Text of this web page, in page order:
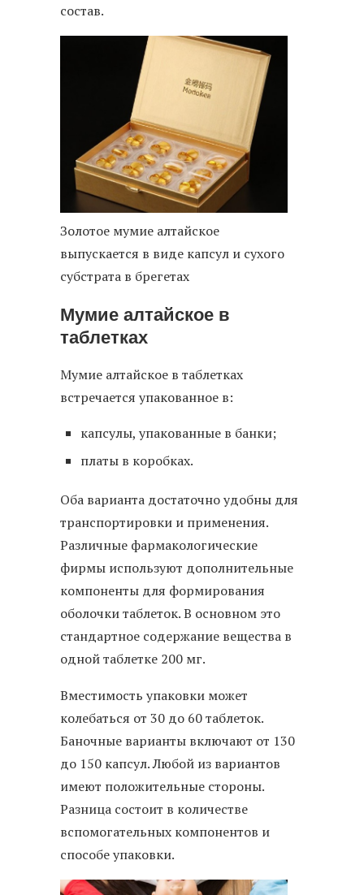
состав.
Золотое мумие алтайское
выпускается в виде капсул и сухого
субстрата в брегетах
Мумие алтайское в
таблетках
Мумие алтайское в таблетках
встречается упакованное в:
капсулы, упакованные в банки;
платы в коробках.
Оба варианта достаточно удобны для
транспортировки и применения.
Различные фармакологические
фирмы используют дополнительные
компоненты для формирования
оболочки таблеток. В основном это
стандартное содержание вещества в
одной таблетке 200 мг.
Вместимость упаковки может
колебаться от 30 до 60 таблеток.
Баночные варианты включают от 130
до 150 капсул. Любой из вариантов
имеют положительные стороны.
Разница состоит в количестве
вспомогательных компонентов и
способе упаковки.